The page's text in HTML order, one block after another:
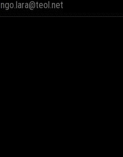
ngo.lara@teol.net